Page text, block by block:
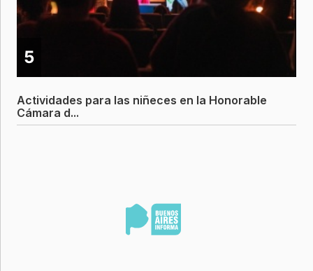
5
Actividades para las niñeces en la Honorable
Cámara d...